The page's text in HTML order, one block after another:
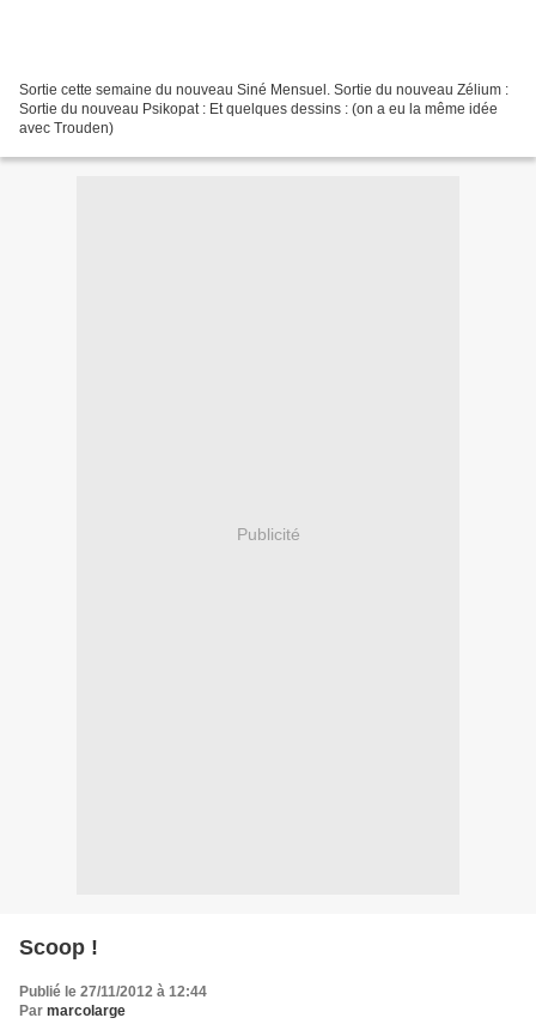
Sortie cette semaine du nouveau Siné Mensuel. Sortie du nouveau Zélium :
Sortie du nouveau Psikopat : Et quelques dessins : (on a eu la même idée
avec Trouden)
Publicité
Scoop !
Publié le 27/11/2012 à 12:44
Par marcolarge